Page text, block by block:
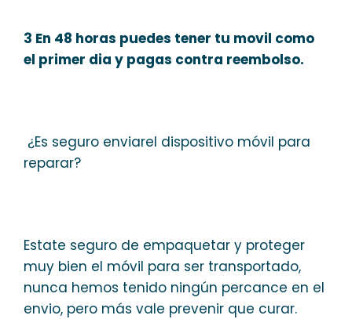
3 En 48 horas puedes tener tu movil como
el primer dia y pagas contra reembolso.
¿Es seguro enviarel dispositivo móvil para
reparar?
Estate seguro de empaquetar y proteger
muy bien el móvil para ser transportado,
nunca hemos tenido ningún percance en el
envio, pero más vale prevenir que curar.